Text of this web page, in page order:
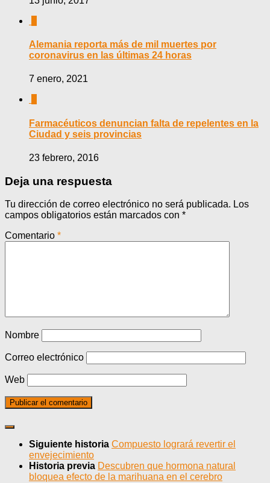
Alemania reporta más de mil muertes por
coronavirus en las últimas 24 horas
7 enero, 2021
Farmacéuticos denuncian falta de repelentes en la
Ciudad y seis provincias
23 febrero, 2016
Deja una respuesta
Tu dirección de correo electrónico no será publicada. Los
campos obligatorios están marcados con *
Comentario *
Nombre
Correo electrónico
Web
Siguiente historia Compuesto logrará revertir el
envejecimiento
Historia previa Descubren que hormona natural
bloquea efecto de la marihuana en el cerebro